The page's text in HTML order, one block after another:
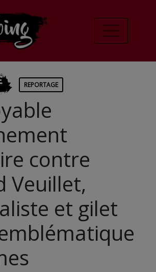
REPORTAGE
contre
Veuillet,
et gilet